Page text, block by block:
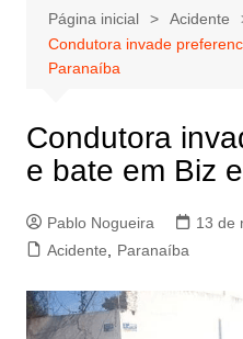
Página inicial
Acidente
Condutora invade
Paranaíba
Condutora
e bate em Biz
Pablo Nogueira 13 de
Acidente
Paranaíba